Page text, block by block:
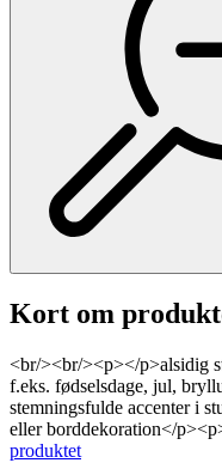
Kort om
<br/><br/><p></p>alsidig
f.eks. fødselsdage, jul,
stemningsfulde accenter i
eller borddekoration</
produktet